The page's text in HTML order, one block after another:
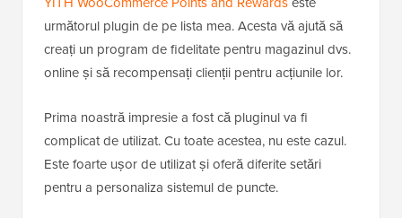
următorul plugin de pe lista mea. Acesta vă ajută să
creați un program de fidelitate pentru magazinul dvs.
online și să recompensați clienții pentru acțiunile lor.
Prima noastră impresie a fost că pluginul va fi
complicat de utilizat. Cu toate acestea, nu este cazul.
Este foarte ușor de utilizat și oferă diferite setări
pentru a personaliza sistemul de puncte.